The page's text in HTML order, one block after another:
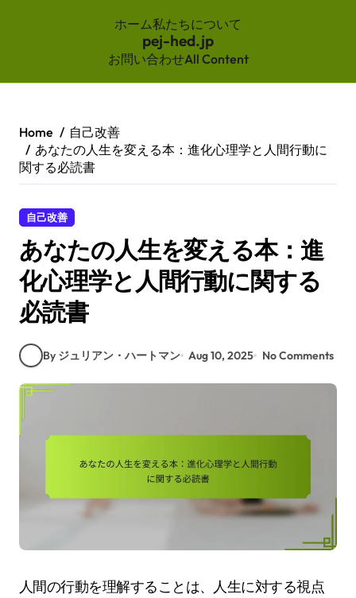
ホーム私たちについて
pej-hed.jp
お問い合わせAll Content
content
Home
自己改善
あなたの人生を変える本：進化心理学と人間行動に
関する必読書
自己改善
あなたの人生を変える本：進
化心理学と人間行動に関する
必読書
By ジュリアン・ハートマン Aug 10, 2025 No Comments
人間の行動を理解することは、人生に対する視点